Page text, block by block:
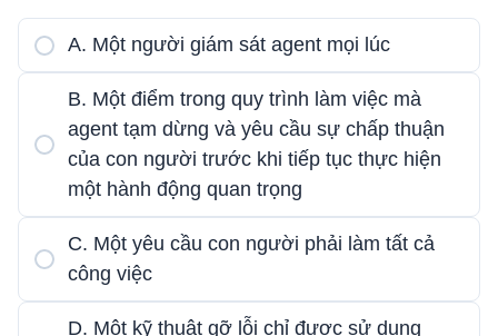
A. Một người giám sát agent mọi lúc
B. Một điểm trong quy trình làm việc mà
agent tạm dừng và yêu cầu sự chấp thuận
của con người trước khi tiếp tục thực hiện
một hành động quan trọng
C. Một yêu cầu con người phải làm tất cả
công việc
D. Một kỹ thuật gỡ lỗi chỉ được sử dụng